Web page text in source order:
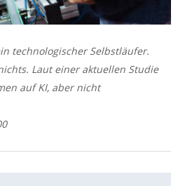
technologischer Selbstläufer.
Laut einer aktuellen Studie
auf KI, aber nicht